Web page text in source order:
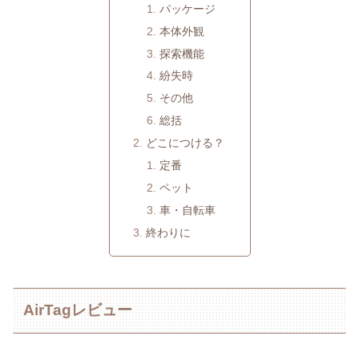
パッケージ
本体外観
探索機能
紛失時
その他
総括
どこにつける？
定番
ペット
車・自転車
終わりに
AirTagレビュー